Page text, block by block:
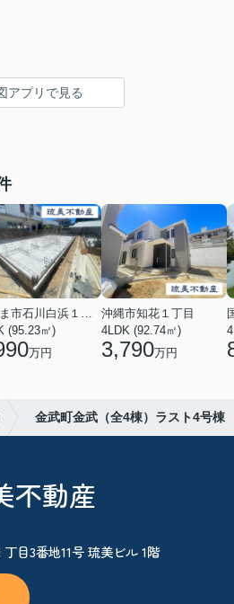
アプリで見る
(95.23㎡)
万円
沖縄市知花１丁目
4LDK (92.74㎡)
3,790万円
金武町金武（全4棟）ラスト4号棟
不動産
目3番地11号 琉美ビル 1階